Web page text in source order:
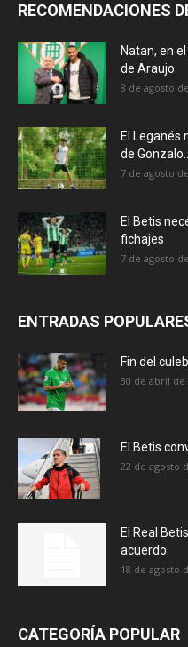
RECOMENDACIONES
Natan, en
de Araujo
8 de agosto
El Leganés
de Gonzalo...
7 de agosto
El Betis
fichajes
7 de agosto
ENTRADAS
Fin del
30 de abril de
El Betis
22 de agosto
El Real
acuerdo
18 de agosto
CATEGORÍA POPULAR